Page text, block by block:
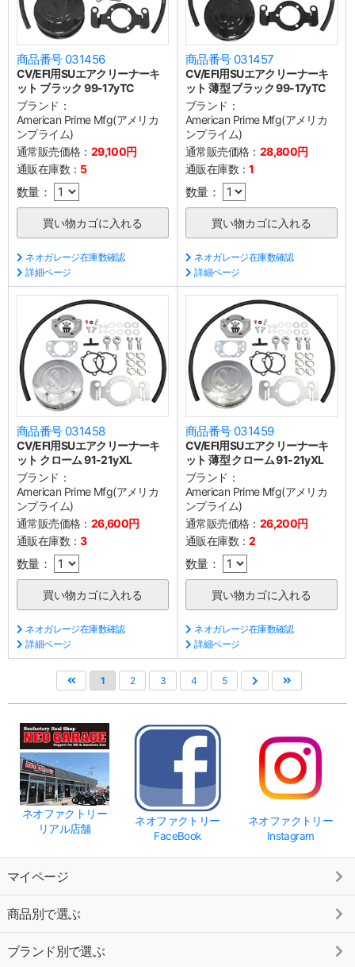
商品番号 031456
CV/EFI用SUエアクリーナーキ
ット ブラック 99-17yTC
ブランド：
American Prime Mfg(アメリカ
ンプライム)
通常販売価格： 29,100円
通販在庫数： 5
数量：
ネオガレージ在庫数確認
詳細ページ
商品番号 031457
CV/EFI用SUエアクリーナーキ
ット 薄型 ブラック 99-17yTC
ブランド：
American Prime Mfg(アメリカ
ンプライム)
通常販売価格： 28,800円
通販在庫数：1
数量：
ネオガレージ在庫数確認
詳細ページ
商品番号 031458
CV/EFI用SUエアクリーナーキ
ット クローム 91-21yXL
ブランド：
American Prime Mfg(アメリカ
ンプライム)
通常販売価格： 26,600円
通販在庫数：3
数量：
ネオガレージ在庫数確認
詳細ページ
商品番号 031459
CV/EFI用SUエアクリーナーキ
ット 薄型 クローム 91-21yXL
ブランド：
American Prime Mfg(アメリカ
ンプライム)
通常販売価格： 26,200円
通販在庫数：2
数量：
ネオガレージ在庫数確認
詳細ページ
1 2 3 4 5
ネオファクトリー
リアル店舗
ネオファクトリー
FaceBook
ネオファクトリー
Instagram
マイページ
商品別で選ぶ
ブランド別で選ぶ